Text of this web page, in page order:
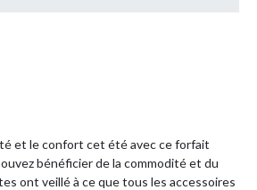
et le confort cet été avec ce forfait
bénéficier de la commodité et du
ont veillé à ce que tous les accessoires